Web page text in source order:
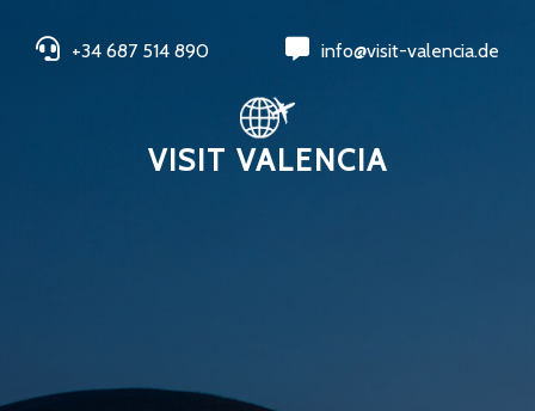
+34 687 514 890 info@visit-valencia.de
VISIT VALENCIA